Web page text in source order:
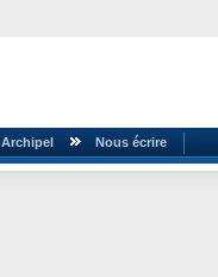
Archipel Nous écrire